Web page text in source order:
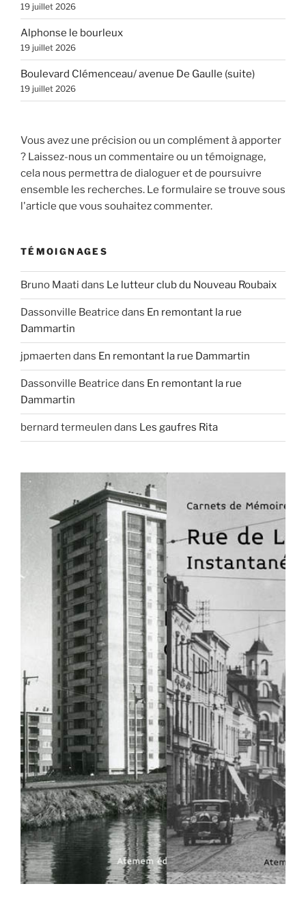
19 juillet 2026
Alphonse le bourleux
19 juillet 2026
Boulevard Clémenceau/ avenue De Gaulle (suite)
19 juillet 2026
Vous avez une précision ou un complément à apporter
? Laissez-nous un commentaire ou un témoignage,
cela nous permettra de dialoguer et de poursuivre
ensemble les recherches. Le formulaire se trouve sous
l'article que vous souhaitez commenter.
TÉMOIGNAGES
Bruno Maati dans Le lutteur club du Nouveau Roubaix
Dassonville Beatrice dans En remontant la rue
Dammartin
jpmaerten dans En remontant la rue Dammartin
Dassonville Beatrice dans En remontant la rue
Dammartin
bernard termeulen dans Les gaufres Rita